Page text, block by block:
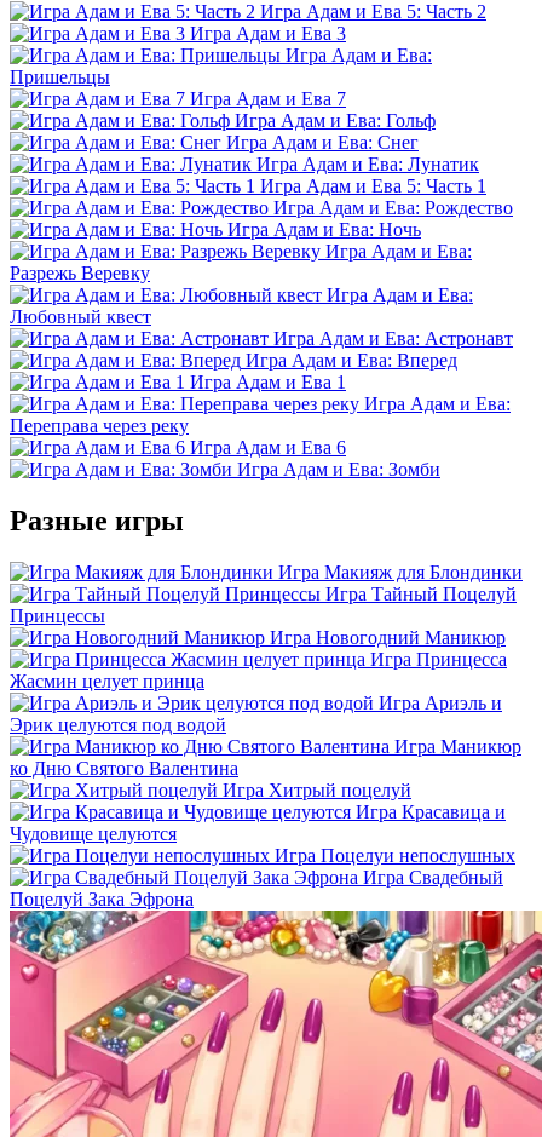
Игра Адам и Ева 5: Часть 2
Игра Адам и Ева 3
Игра Адам и Ева:
Пришельцы
Игра Адам и Ева 7
Игра Адам и Ева: Гольф
Игра Адам и Ева: Снег
Игра Адам и Ева: Лунатик
Игра Адам и Ева 5: Часть 1
Игра Адам и Ева: Рождество
Игра Адам и Ева: Ночь
Игра Адам и Ева:
Разрежь Веревку
Игра Адам и Ева:
Любовный квест
Игра Адам и Ева: Астронавт
Игра Адам и Ева: Вперед
Игра Адам и Ева 1
Игра Адам и Ева:
Переправа через реку
Игра Адам и Ева 6
Игра Адам и Ева: Зомби
Разные игры
Игра Макияж для Блондинки
Игра Тайный Поцелуй
Принцессы
Игра Новогодний Маникюр
Игра Принцесса
Жасмин целует принца
Игра Ариэль и
Эрик целуются под водой
Игра Маникюр
ко Дню Святого Валентина
Игра Хитрый поцелуй
Игра Красавица и
Чудовище целуются
Игра Поцелуи непослушных
Игра Свадебный
Поцелуй Зака Эфрона